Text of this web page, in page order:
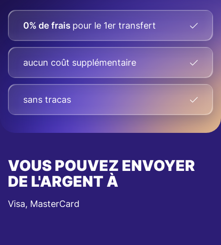
0% de frais pour le 1er transfert
aucun coût supplémentaire
sans tracas
VOUS POUVEZ ENVOYER
DE L'ARGENT À
Visa, MasterCard